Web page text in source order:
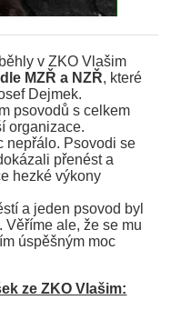
v ZKO Vlašim
MZŘ a NZŘ, které
Dejmek.
psovodů s celkem
organizace.
nepřálo. Psovodi se
přenést a
hezké výkony
a jeden psovod byl
Věříme ale, že se mu
úspěšným moc
ze ZKO Vlašim: